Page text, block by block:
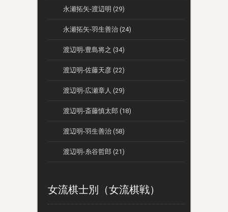
永瀬拓矢-渡辺明 (29)
永瀬拓矢-羽生善治 (24)
渡辺明-豊島将之 (34)
渡辺明-佐藤天彦 (22)
渡辺明-広瀬章人 (29)
渡辺明-斎藤慎太郎 (18)
渡辺明-羽生善治 (58)
渡辺明-糸谷哲郎 (21)
女流棋士別（女流棋戦）